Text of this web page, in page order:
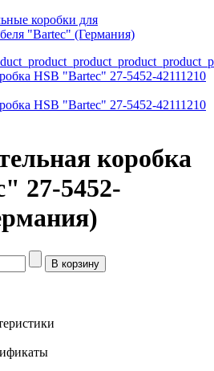
коробки для
"Bartec" (Германия)
коробка
27-5452-